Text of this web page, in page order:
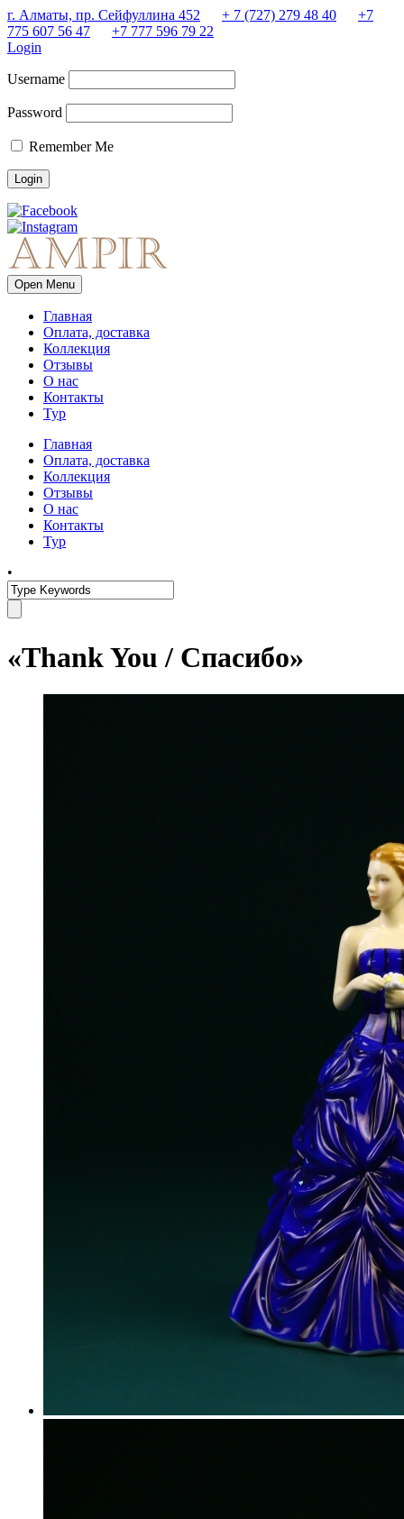
г. Алматы, пр. Сейфуллина 452 + 7 (727) 279 48 40
+7
775 607 56 47
+7 777 596 79 22
Login
Username
Password
Remember Me
Open Menu
Главная
Оплата, доставка
Коллекция
Отзывы
О нас
Контакты
Тур
Главная
Оплата, доставка
Коллекция
Отзывы
О нас
Контакты
Тур
•
«Thank You / Спасибо»